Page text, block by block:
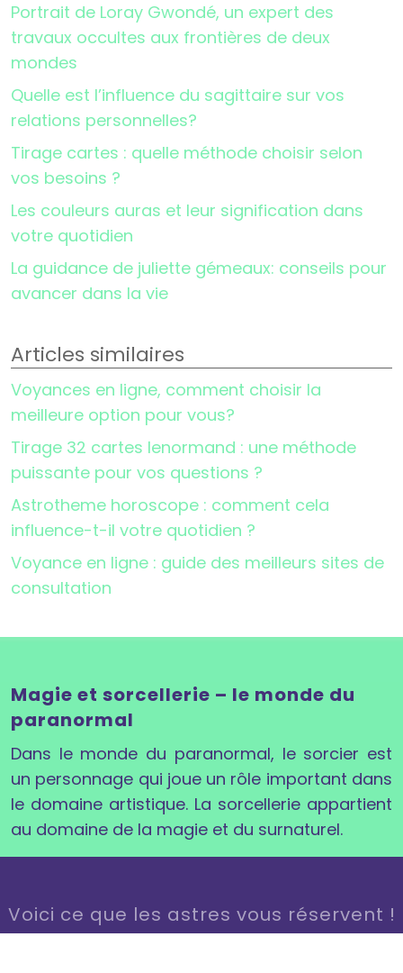
Portrait de Loray Gwondé, un expert des
travaux occultes aux frontières de deux
mondes
Quelle est l’influence du sagittaire sur vos
relations personnelles?
Tirage cartes : quelle méthode choisir selon
vos besoins ?
Les couleurs auras et leur signification dans
votre quotidien
La guidance de juliette gémeaux: conseils pour
avancer dans la vie
Articles similaires
Voyances en ligne, comment choisir la
meilleure option pour vous?
Tirage 32 cartes lenormand : une méthode
puissante pour vos questions ?
Astrotheme horoscope : comment cela
influence-t-il votre quotidien ?
Voyance en ligne : guide des meilleurs sites de
consultation
Magie et sorcellerie – le monde du
paranormal
Dans le monde du paranormal, le sorcier est
un personnage qui joue un rôle important dans
le domaine artistique. La sorcellerie appartient
au domaine de la magie et du surnaturel.
Voici ce que les astres vous réservent !